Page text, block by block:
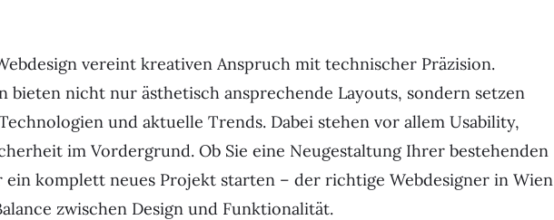
vereint kreativen Anspruch mit technischer Präzision.
bieten nicht nur ästhetisch ansprechende Layouts, sondern setzen
und aktuelle Trends. Dabei stehen vor allem Usability,
im Vordergrund. Ob Sie eine Neugestaltung Ihrer bestehenden
ein komplett neues Projekt starten – der richtige Webdesigner in Wien
zwischen Design und Funktionalität.